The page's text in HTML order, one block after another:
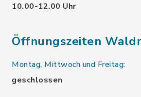
10.00-12.00 Uhr
Öffnungszeiten
Montag, Mittwoch und Freitag:
geschlossen